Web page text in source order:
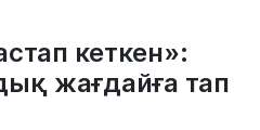
кеткен»:
жағдайға тап